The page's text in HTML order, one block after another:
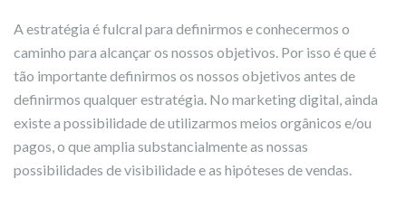
A estratégia é fulcral para definirmos e conhecermos o
caminho para alcançar os nossos objetivos. Por isso é que é
tão importante definirmos os nossos objetivos antes de
definirmos qualquer estratégia. No marketing digital, ainda
existe a possibilidade de utilizarmos meios orgânicos e/ou
pagos, o que amplia substancialmente as nossas
possibilidades de visibilidade e as hipóteses de vendas.